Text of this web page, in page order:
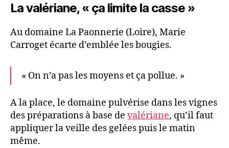
La valériane, « ça limite la casse »
Au domaine La Paonnerie (Loire), Marie
Carroget écarte d’emblée les bougies.
« On n’a pas les moyens et ça pollue. »
A la place, le domaine pulvérise dans les vignes
des préparations à base de valériane, qu’il faut
appliquer la veille des gelées puis le matin
même.